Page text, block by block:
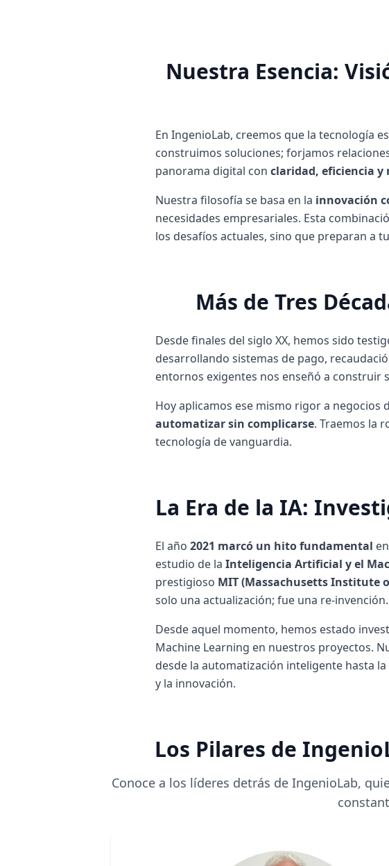
Nuestra Esencia:
En IngenioLab, creemos que la tecnología
construimos soluciones; forjamos
panorama digital con claridad, eficiencia
Nuestra filosofía se basa en la innovación
necesidades empresariales. Esta
los desafíos actuales, sino que preparan a
Más de Tres
Desde finales del siglo XX, hemos sido
desarrollando sistemas de pago,
entornos exigentes nos enseñó a construir
Hoy aplicamos ese mismo rigor a
automatizar sin complicarse. Traemos la
tecnología de vanguardia.
La Era de la IA:
El año 2021 marcó un hito fundamental
estudio de la Inteligencia Artificial y el
prestigioso MIT (Massachusetts Institute
solo una actualización; fue una re-invención.
Desde aquel momento, hemos estado
Machine Learning en nuestros proyectos.
desde la automatización inteligente hasta
y la innovación.
Los Pilares de
Conoce a los líderes detrás de IngenioLab,